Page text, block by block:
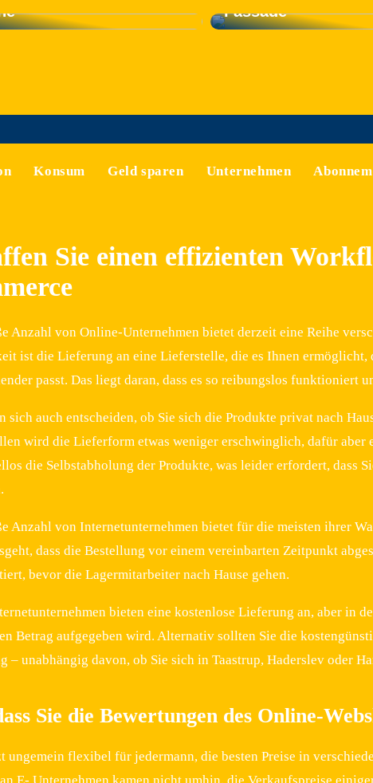
Fassade
Konsum Geld sparen Unternehmen
Sie einen effizienten
Anzahl von Online-Unternehmen bietet derzeit eine Reihe
ist die Lieferung an eine Lieferstelle, die es Ihnen ermöglicht,
passt. Das liegt daran, dass es so reibungslos funktioniert
sich auch entscheiden, ob Sie sich die Produkte privat nach
wird die Lieferform etwas weniger erschwinglich, dafür aber
die Selbstabholung der Produkte, was leider erfordert, dass
Anzahl von Internetunternehmen bietet für die meisten ihrer
dass die Bestellung vor einem vereinbarten Zeitpunkt
bevor die Lagermitarbeiter nach Hause gehen.
bieten eine kostenlose Lieferung an, aber in
Betrag aufgegeben wird. Alternativ sollten Sie die
– unabhängig davon, ob Sie sich in Taastrup, Haderslev oder
Sie die Bewertungen des Online-
ungemein flexibel für jedermann, die besten Preise in
E- Unternehmen kamen nicht umhin, die Verkaufspreise